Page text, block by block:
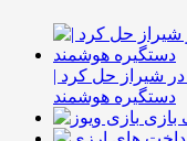
شیراز حل کرد |
دستگیره هوشمند
بازی